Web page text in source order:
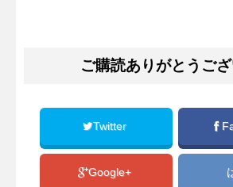
ご購読ありがとうご
Twitter
Google+